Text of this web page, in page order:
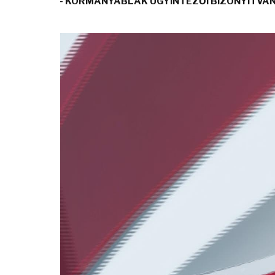
Video
Player